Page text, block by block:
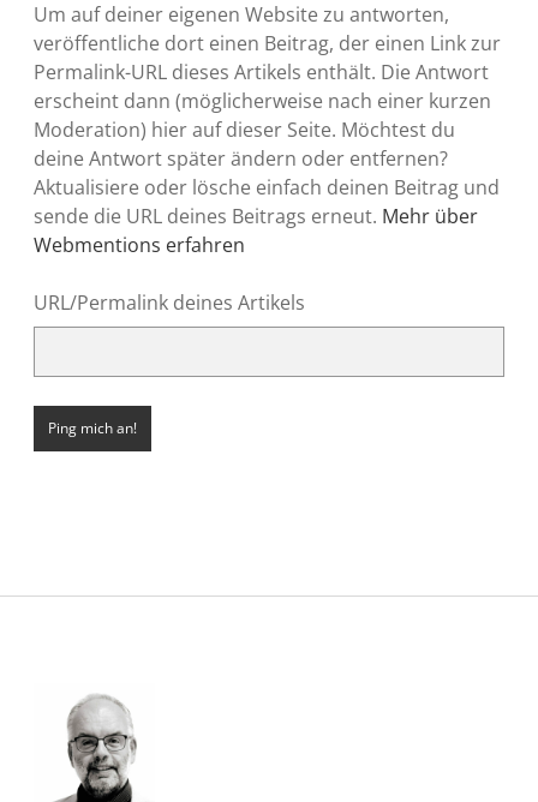
Um auf deiner eigenen Website zu antworten,
veröffentliche dort einen Beitrag, der einen Link zur
Permalink-URL dieses Artikels enthält. Die Antwort
erscheint dann (möglicherweise nach einer kurzen
Moderation) hier auf dieser Seite. Möchtest du
deine Antwort später ändern oder entfernen?
Aktualisiere oder lösche einfach deinen Beitrag und
sende die URL deines Beitrags erneut. Mehr über
Webmentions erfahren
URL/Permalink deines Artikels
Sidebar